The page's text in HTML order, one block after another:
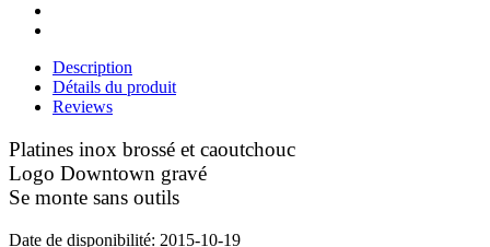
Description
Détails du produit
Reviews
Platines inox brossé et caoutchouc
Logo Downtown gravé
Se monte sans outils
Date de disponibilité: 2015-10-19